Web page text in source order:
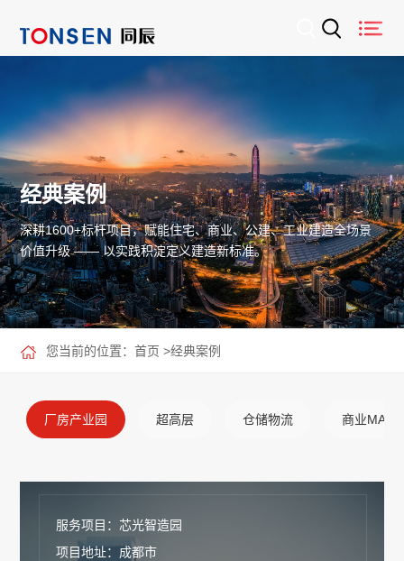
经典案例
深耕1600+标杆项目，赋能住宅、商业、公建、工业建造全场景
价值升级 —— 以实践积淀定义建造新标准。
您当前的位置：首页 >经典案例
厂房产业园 超高层 仓储物流 商业MALL
服务项目：芯光智造园
项目地址：成都市